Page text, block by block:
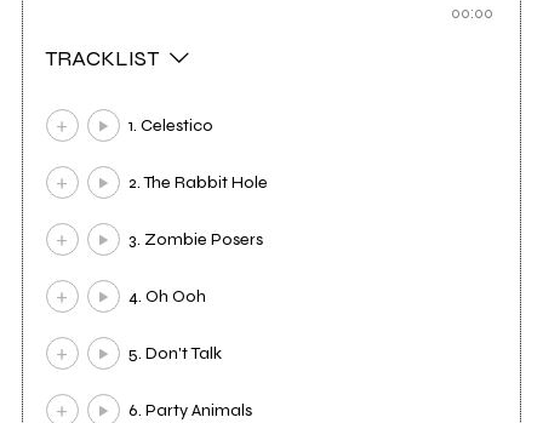
00:00
TRACKLIST
1. Celestico
2. The Rabbit Hole
3. Zombie Posers
4. Oh Ooh
5. Don't Talk
6. Party Animals